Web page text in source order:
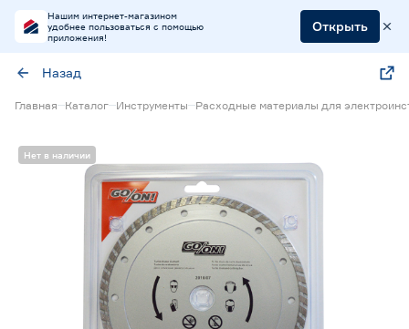
Нашим интернет-магазином
удобнее пользоваться с помощью
приложения!
Открыть
Назад
Главная Каталог Инструменты Расходные материалы для
Нет в наличии